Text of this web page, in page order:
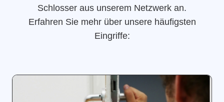
Schlosser aus unserem Netzwerk an.
Erfahren Sie mehr über unsere häufigsten
Eingriffe: